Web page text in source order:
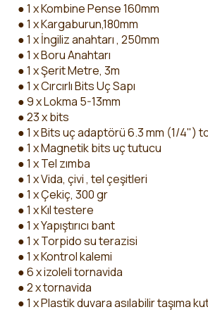
● 1 x Kombine Pense 160mm
● 1 x Kargaburun,180mm
● 1 x İngiliz anahtarı , 250mm
● 1 x Boru Anahtarı
● 1 x Şerit Metre, 3m
● 1 x Cırcırlı Bits Uç Sapı
● 9 x Lokma 5-13mm
● 23 x bits
● 1 x Bits uç adaptörü 6.3 mm (1/
● 1 x Magnetik bits uç tutucu
● 1 x Tel zımba
● 1 x Vida, çivi , tel çeşitleri
● 1 x Çekiç, 300 gr
● 1 x Kıl testere
● 1 x Yapıştırıcı bant
● 1 x Torpido su terazisi
● 1 x Kontrol kalemi
● 6 x izoleli tornavida
● 2 x tornavida
● 1 x Plastik duvara asılabilir taşıma